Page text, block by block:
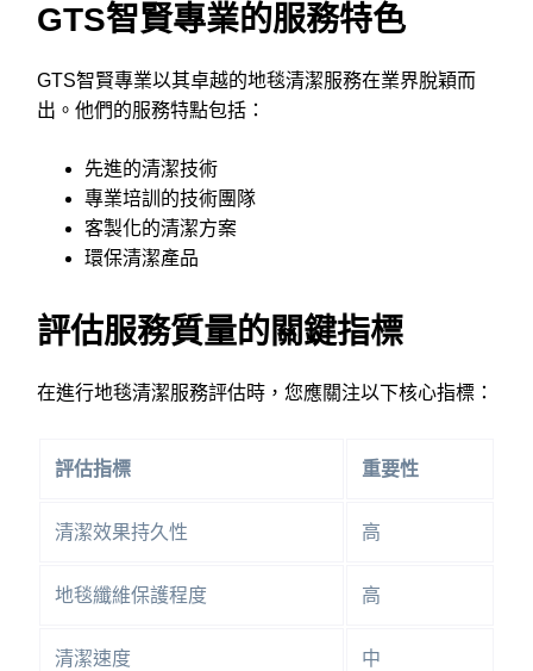
GTS智賢專業的服務特色
GTS智賢專業以其卓越的地毯清潔服務在業界脫穎而
出。他們的服務特點包括：
先進的清潔技術
專業培訓的技術團隊
客製化的清潔方案
環保清潔產品
評估服務質量的關鍵指標
在進行地毯清潔服務評估時，您應關注以下核心指標：
評估指標 重要性
清潔效果持久性 高
地毯纖維保護程度 高
清潔速度 中